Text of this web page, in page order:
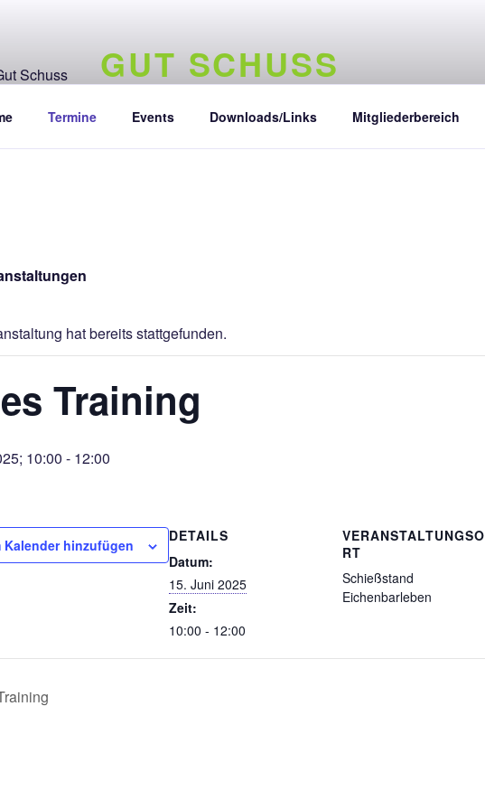
GUT SCHUSS
Termine Events Downloads/Links Mitgliederbereich
hat bereits stattgefunden.
Training
10:00 - 12:00
Kalender hinzufügen
DETAILS
Datum:
15. Juni 2025
Zeit:
10:00 - 12:00
VERANSTALTUNGSO
RT
Schießstand
Eichenbarleben